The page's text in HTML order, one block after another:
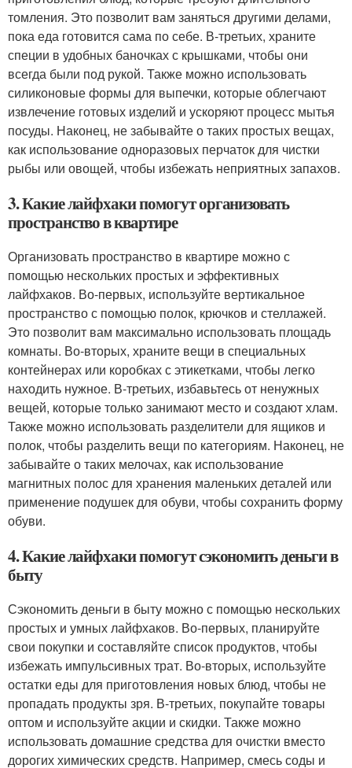
томления. Это позволит вам заняться другими делами,
пока еда готовится сама по себе. В-третьих, храните
специи в удобных баночках с крышками, чтобы они
всегда были под рукой. Также можно использовать
силиконовые формы для выпечки, которые облегчают
извлечение готовых изделий и ускоряют процесс мытья
посуды. Наконец, не забывайте о таких простых вещах,
как использование одноразовых перчаток для чистки
рыбы или овощей, чтобы избежать неприятных запахов.
3. Какие лайфхаки помогут организовать
пространство в квартире
Организовать пространство в квартире можно с
помощью нескольких простых и эффективных
лайфхаков. Во-первых, используйте вертикальное
пространство с помощью полок, крючков и стеллажей.
Это позволит вам максимально использовать площадь
комнаты. Во-вторых, храните вещи в специальных
контейнерах или коробках с этикетками, чтобы легко
находить нужное. В-третьих, избавьтесь от ненужных
вещей, которые только занимают место и создают хлам.
Также можно использовать разделители для ящиков и
полок, чтобы разделить вещи по категориям. Наконец, не
забывайте о таких мелочах, как использование
магнитных полос для хранения маленьких деталей или
применение подушек для обуви, чтобы сохранить форму
обуви.
4. Какие лайфхаки помогут сэкономить деньги в
быту
Сэкономить деньги в быту можно с помощью нескольких
простых и умных лайфхаков. Во-первых, планируйте
свои покупки и составляйте список продуктов, чтобы
избежать импульсивных трат. Во-вторых, используйте
остатки еды для приготовления новых блюд, чтобы не
пропадать продукты зря. В-третьих, покупайте товары
оптом и используйте акции и скидки. Также можно
использовать домашние средства для очистки вместо
дорогих химических средств. Например, смесь соды и